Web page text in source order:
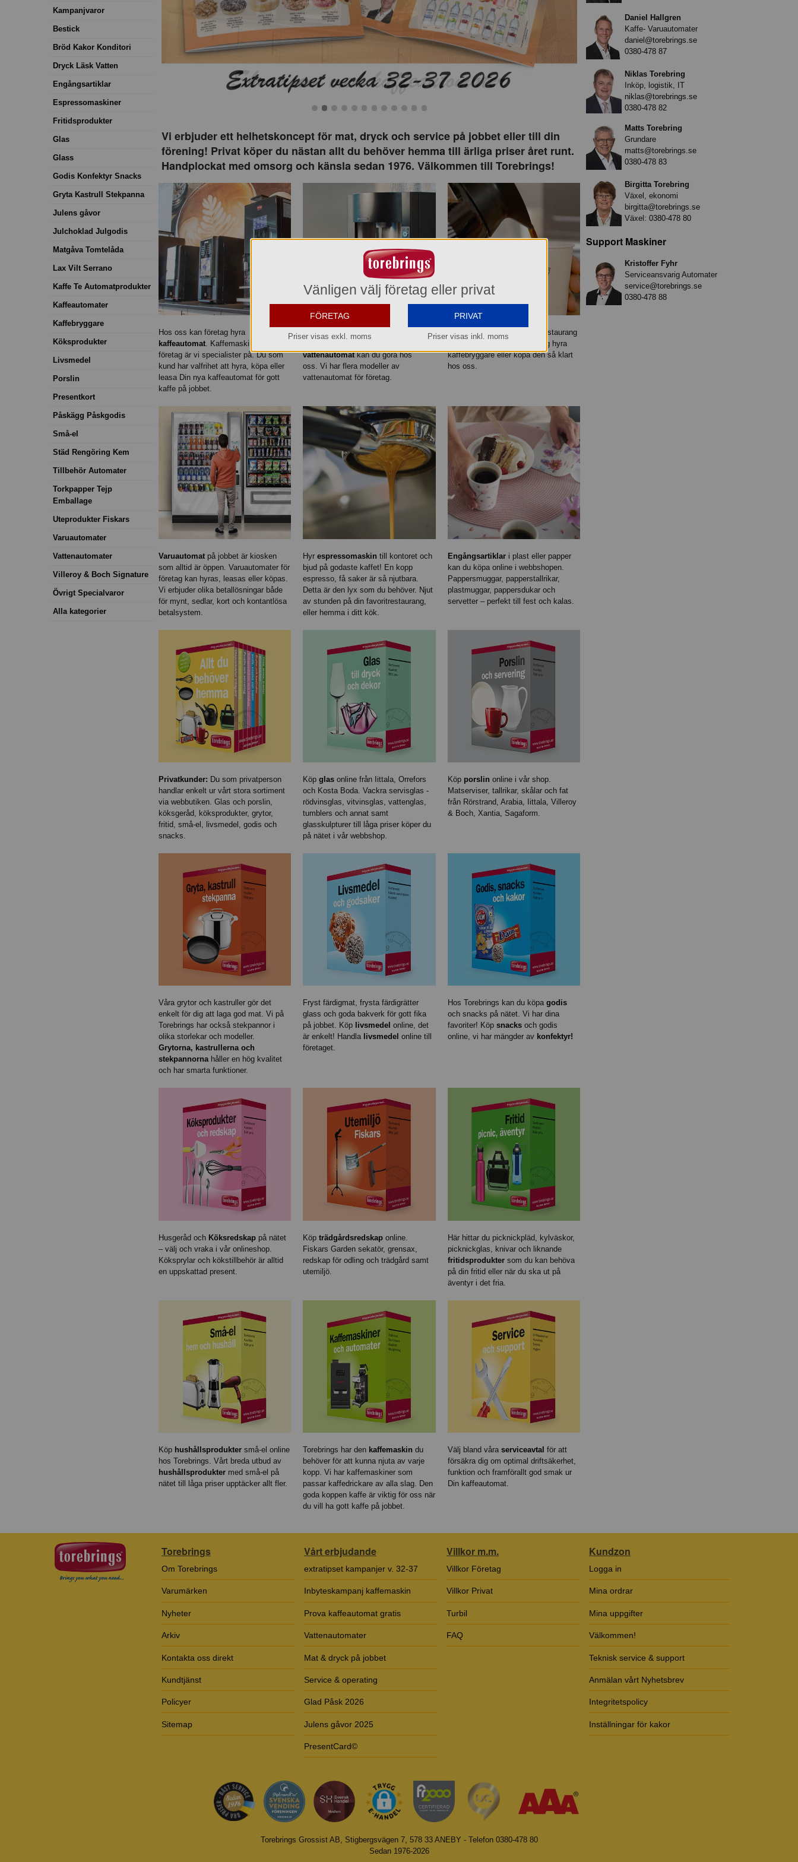
Kampanjvaror
Bestick
Bröd Kakor Konditori
Dryck Läsk Vatten
Engångsartiklar
Espressomaskiner
Fritidsprodukter
Glas
Glass
Godis Konfektyr Snacks
Gryta Kastrull Stekpanna
Julens gåvor
Julchoklad Julgodis
Matgåva Tomtelåda
Lax Vilt Serrano
Kaffe Te Automatprodukter
Kaffeautomater
Kaffebryggare
Köksprodukter
Livsmedel
Porslin
Presentkort
Påskägg Påskgodis
Små-el
Städ Rengöring Kem
Tillbehör Automater
Torkpapper Tejp
Emballage
Uteprodukter Fiskars
Varuautomater
Vattenautomater
Villeroy & Boch Signature
Övrigt Specialvaror
Alla kategorier
Bild 0Bild 1Bild 2Bild 3Bild 4Bild 5Bild 6Bild 7Bild 8Bild 9Bild 10Bild 11
Vi erbjuder ett helhetskoncept för mat, dryck och service på jobbet eller till din
förening! Privat köper du nästan allt du behöver hemma till ärliga priser året runt.
Handplockat med omsorg och känsla sedan 1976. Välkommen till Torebrings!
Hos oss kan företag hyra
kaffeautomat. Kaffemaskiner för
företag är vi specialister på. Du som
kund har valfrihet att hyra, köpa eller
leasa Din nya kaffeautomat för gott
kaffe på jobbet.
Vattenautomater
Kolsyrat vatten på
vattenautomatkan du göra hos
oss. Vi har flera modeller av
vattenautomat för företag.
Kaffebryggare
för företag, restaurang
och kafé. Du kan som företag hyra
kaffebryggare eller köpa den så klart
hos oss.
Varuautomat på jobbet är kiosken
som alltid är öppen. Varuautomater för
företag kan hyras, leasas eller köpas.
Vi erbjuder olika betallösningar både
för mynt, sedlar, kort och kontantlösa
betalsystem.
Hyrespressomaskin till kontoret och
bjud på godaste kaffet! En kopp
espresso, få saker är så njutbara.
Detta är den lyx som du behöver. Njut
av stunden på din favoritrestaurang,
eller hemma i ditt kök.
Engångsartiklari plast eller papper
kan du köpa online i webbshopen.
Pappersmuggar, papperstallrikar,
plastmuggar, pappersdukar och
servetter – perfekt till fest och kalas.
Privatkunder: Du som privatperson
handlar enkelt ur vårt stora sortiment
via webbutiken. Glas och porslin,
köksgeråd, köksprodukter, grytor,
fritid, små-el, livsmedel, godis och
snacks.
Köpglasonline från Iittala, Orrefors
och Kosta Boda. Vackra servisglas -
rödvinsglas, vitvinsglas, vattenglas,
tumblers och annat samt
glasskulpturer till låga priser köper du
på nätet i vår webbshop.
Köp porslin online i vår shop.
Matserviser, tallrikar, skålar och fat
från Rörstrand, Arabia, Iittala, Villeroy
& Boch, Xantia, Sagaform.
Våra grytor och kastruller gör det
enkelt för dig att laga god mat. Vi på
Torebrings har också stekpannor i
olika storlekar och modeller.
Grytorna, kastrullerna och
stekpannornahåller en hög kvalitet
och har smarta funktioner.
Fryst färdigmat, frysta färdigrätter
glass och goda bakverk för gott fika
på jobbet. Köp livsmedel online, det
är enkelt! Handla livsmedel online till
företaget.
Hos Torebrings kan du köpa godis
och snacks på nätet. Vi har dina
favoriter! Köp snacksoch godis
online, vi har mängder av konfektyr!
Husgeråd och Köksredskap på nätet
– välj och vraka i vår onlineshop.
Köksprylar och kökstillbehör är alltid
en uppskattad present.
Köpträdgårdsredskap online.
Fiskars Garden sekatör, grensax,
redskap för odling och trädgård samt
utemiljö.
Här hittar du picknickpläd, kylväskor,
picknickglas, knivar och liknande
fritidsproduktersom du kan behöva
på din fritid eller när du ska ut på
äventyr i det fria.
Köp hushållsprodukter små-el online
hos Torebrings. Vårt breda utbud av
hushållsprodukter med små-el på
nätet till låga priser upptäcker allt fler.
Torebrings har den kaffemaskin du
behöver för att kunna njuta av varje
kopp. Vi har kaffemaskiner som
passar kaffedrickare av alla slag. Den
goda koppen kaffe är viktig för oss när
du vill ha gott kaffe på jobbet.
Välj bland våra serviceavtal för att
försäkra dig om optimal driftsäkerhet,
funktion och framförallt god smak ur
Din kaffeautomat.
Daniel Hallgren
Kaffe- Varuautomater
daniel@torebrings.se
0380-478 87
Niklas Torebring
Inköp, logistik, IT
niklas@torebrings.se
0380-478 82
Matts Torebring
Grundare
matts@torebrings.se
0380-478 83
Birgitta Torebring
Växel, ekonomi
birgitta@torebrings.se
Växel: 0380-478 80
Support Maskiner
Kristoffer Fyhr
Serviceansvarig Automater
service@torebrings.se
0380-478 88
Torebrings
Om Torebrings
Varumärken
Nyheter
Arkiv
Kontakta oss direkt
Kundtjänst
Policyer
Sitemap
Vårt erbjudande
extratipset kampanjer v. 32-37
Inbyteskampanj kaffemaskin
Prova kaffeautomat gratis
Vattenautomater
Mat & dryck på jobbet
Service & operating
Glad Påsk 2026
Julens gåvor 2025
PresentCard©
Villkor m.m.
Villkor Företag
Villkor Privat
Turbil
FAQ
Kundzon
Logga in
Mina ordrar
Mina uppgifter
Välkommen!
Teknisk service & support
Anmälan vårt Nyhetsbrev
Integritetspolicy
Inställningar för kakor
Torebrings Grossist AB, Stigbergsvägen 7, 578 33 ANEBY - Telefon 0380-478 80
Sedan 1976-2026
Vänligen välj företag eller privat
FÖRETAG
Priser visas exkl. moms
PRIVAT
Priser visas inkl. moms